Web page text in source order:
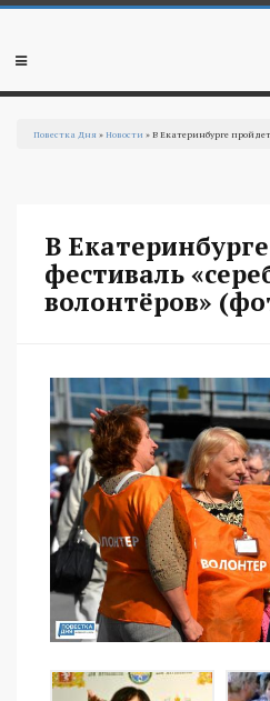
Перейти к основному содержанию
Мобильное
Повестка Дня »Новости » В Екатеринбурге
В
фестиваль
волонтёров»